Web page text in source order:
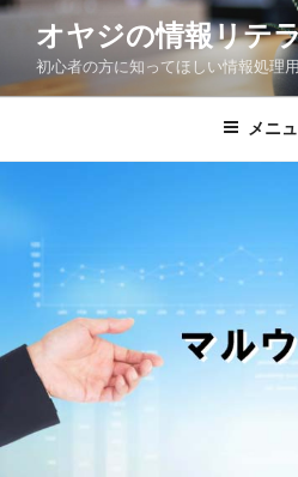
コ
ン
オヤジの情報リテ
初心者の方に知ってほしい情報処理
メニ